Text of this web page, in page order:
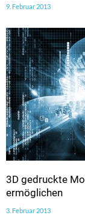
9. Februar 2013
3D gedruckte
ermöglichen
3. Februar 2013